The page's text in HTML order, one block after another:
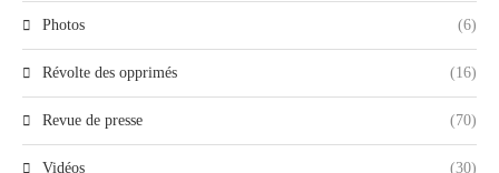
Photos (6)
Révolte des opprimés (16)
Revue de presse (70)
Vidéos (30)